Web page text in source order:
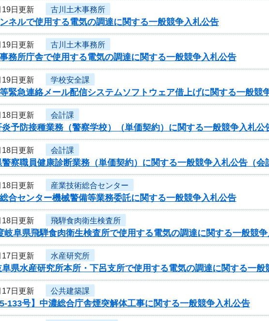
19日更新 古川土木事務所
ネルで使用する電気の調達に関する一般競争入札公告
19日更新 古川土木事務所
務所庁舎で使用する電気の調達に関する一般競争入札公告
19日更新 学校安全課
緊急連絡メール配信システムソフトウェア借上げに関する一般競
18日更新 会計課
予防接種業務（警察学校）（単価契約）に関する一般競争入札公
18日更新 会計課
察職員健康診断業務（単価契約）に関する一般競争入札公告（会
18日更新 産業技術総合センター
合センター機械警備等業務委託に関する一般競争入札公告
18日更新 飛騨食肉衛生検査所
岐阜県飛騨食肉衛生検査所で使用する電気の調達に関する一般競
17日更新 水産研究所
県水産研究所本所・下呂支所で使用する電気の調達に関する一般
17日更新 公共建築課
5-133号】中濃総合庁舎煙突解体工事に関する一般競争入札公告